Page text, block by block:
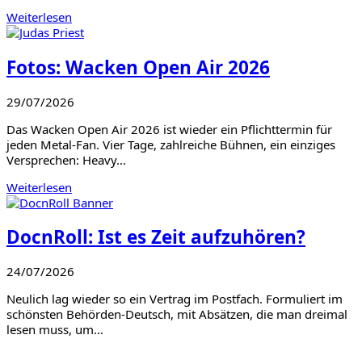
Weiterlesen
Fotos: Wacken Open Air 2026
29/07/2026
Das Wacken Open Air 2026 ist wieder ein Pflichttermin für
jeden Metal-Fan. Vier Tage, zahlreiche Bühnen, ein einziges
Versprechen: Heavy…
Weiterlesen
DocnRoll: Ist es Zeit aufzuhören?
24/07/2026
Neulich lag wieder so ein Vertrag im Postfach. Formuliert im
schönsten Behörden-Deutsch, mit Absätzen, die man dreimal
lesen muss, um…